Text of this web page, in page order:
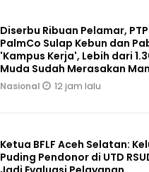
Diserbu Ribuan Pelamar,
PalmCo Sulap Kebun dan
'Kampus Kerja', Lebih dari
Muda Sudah Merasakan
Nasional 12 jam lalu
Ketua BFLF Aceh Selatan:
Puding Pendonor di UTD